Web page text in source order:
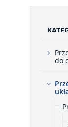
do